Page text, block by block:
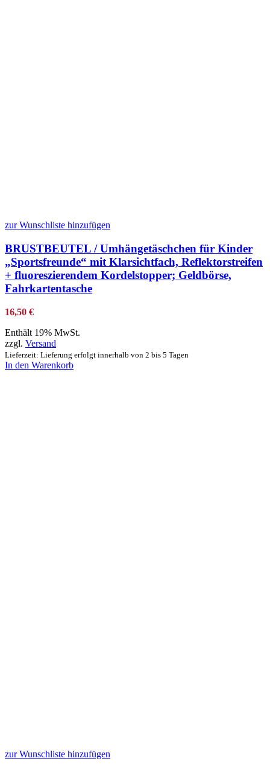
zur Wunschliste hinzufügen
BRUSTBEUTEL / Umhängetäschchen für Kinder
„Sportsfreunde“ mit Klarsichtfach, Reflektorstreifen
+ fluoreszierendem Kordelstopper; Geldbörse,
Fahrkartentasche
16,50 €
Enthält 19% MwSt.
zzgl. Versand
Lieferzeit: Lieferung erfolgt innerhalb von 2 bis 5 Tagen
In den Warenkorb
zur Wunschliste hinzufügen